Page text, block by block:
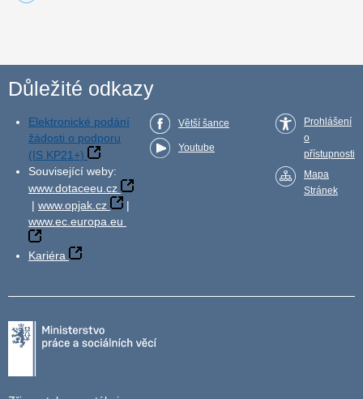
Důležité odkazy
Elektronické podání
žádosti o podporu
(IS KP21+)
Související weby:
www.dotaceeu.cz
| www.opjak.cz
|
www.ec.europa.eu
Kariéra
Větší šance
Youtube
Prohlášení
o
přístupnosti
Mapa
Stránek